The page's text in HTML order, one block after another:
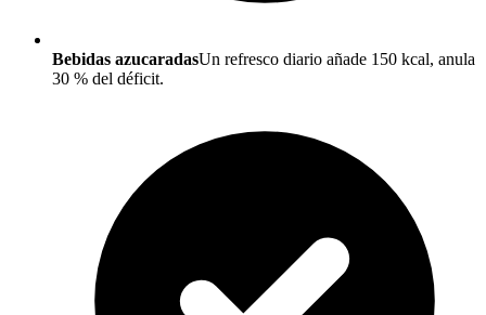
Bebidas azucaradasUn refresco diario añade 150 kcal, anula
30 % del déficit.